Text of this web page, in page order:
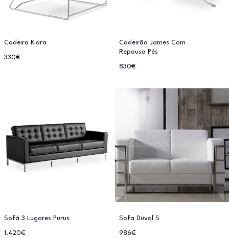
Cadeira Kiara
330€
Cadeirão James Com
Repousa Pés
830€
Sofá 3 Lugares Purus
1.420€
Sofa Duval S
986€